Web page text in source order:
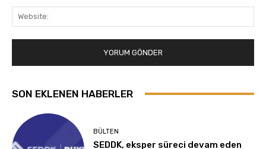
SON EKLENEN HABERLER
BÜLTEN
SEDDK, eksper süreci devam eden